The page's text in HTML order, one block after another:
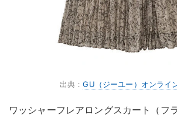
出典：GU（ジーユー）オンライ
ワッシャーフレアロングスカート（フラ